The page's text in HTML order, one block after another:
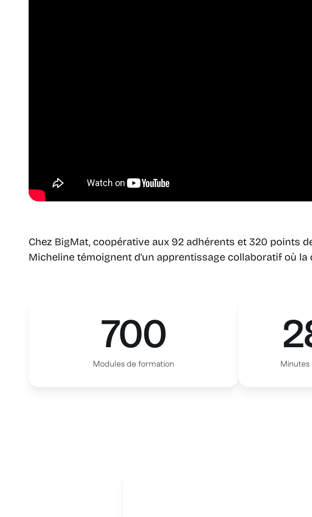
Chez BigMat, coopérative aux 92 adhérents et 320 points
Micheline témoignent d’un apprentissage collaboratif où
700
Modules de formation